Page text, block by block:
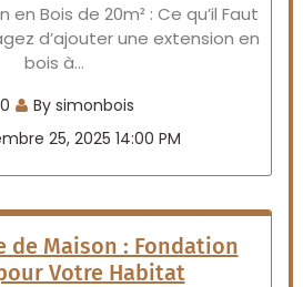
en Bois de 20m² : Ce qu’il Faut
d’ajouter une extension en
bois à…
0
By simonbois
25, 2025 14:00 PM
de Maison : Fondation
Votre Habitat